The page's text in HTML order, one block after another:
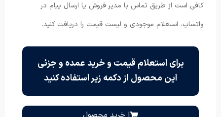
کافی است از طریق تماس با مدیر فروش یا ارسال پیام در
واتساپ، استعلام موجودی و لیست قیمت را دریافت کنید.
برای استعلام قیمت و خرید عمده و جزئی
این محصول از دکمه زیر استفاده کنید